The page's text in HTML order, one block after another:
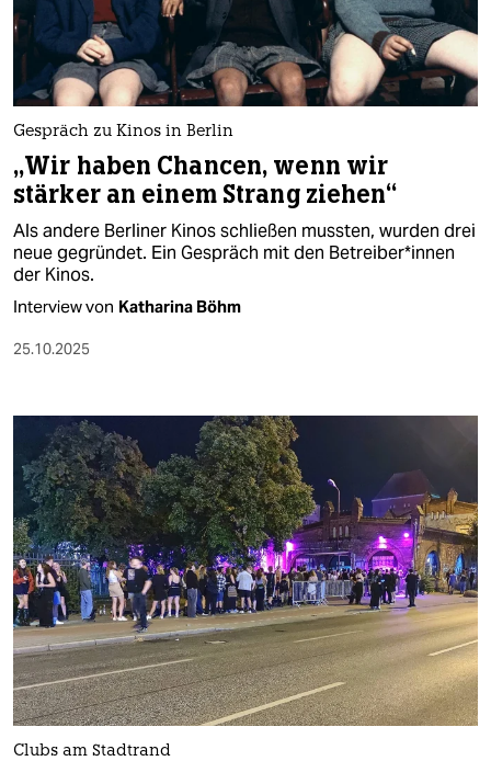
nord
wahrheit
verlag
verlag
veranstaltungen
shop
abo
genossenschaft
epaper login
Gespräch zu Kinos in Berlin
„Wir haben Chancen, wenn wir
stärker an einem Strang ziehen“
Als andere Berliner Kinos schließen mussten, wurden drei
neue gegründet. Ein Gespräch mit den Be­trei­be­r*in­nen
der Kinos.
Interview von Katharina Böhm​
25.10.2025
Clubs am Stadtrand